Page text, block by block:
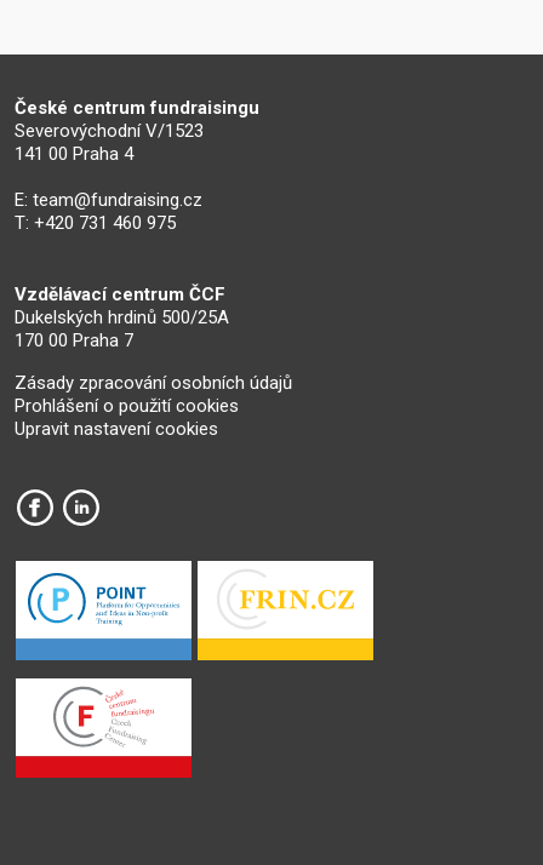
České centrum fundraisingu
Severovýchodní V/1523
141 00 Praha 4
E: team@fundraising.cz
T: +420 731 460 975
Vzdělávací centrum ČCF
Dukelských hrdinů 500/25A
170 00 Praha 7
Zásady zpracování osobních údajů
Prohlášení o použití cookies
Upravit nastavení cookies